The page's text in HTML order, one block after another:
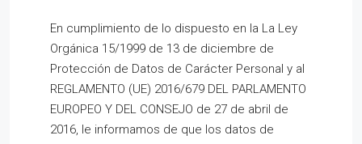
En cumplimiento de lo dispuesto en la La Ley
Orgánica 15/1999 de 13 de diciembre de
Protección de Datos de Carácter Personal y al
REGLAMENTO (UE) 2016/679 DEL PARLAMENTO
EUROPEO Y DEL CONSEJO de 27 de abril de
2016, le informamos de que los datos de